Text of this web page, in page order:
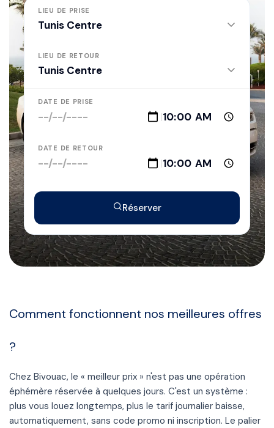
LIEU DE PRISE
LIEU DE RETOUR
DATE DE PRISE
|
DATE DE RETOUR
|
Réserver
Comment fonctionnent nos meilleures offres
?
Chez Bivouac, le « meilleur prix » n'est pas une opération
éphémère réservée à quelques jours. C'est un système :
plus vous louez longtemps, plus le tarif journalier baisse,
automatiquement, sans code promo ni inscription. Le palier